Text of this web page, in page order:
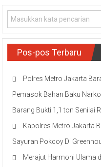
Pos-pos Terbaru
Polres Metro Jakarta
Pemasok Bahan Baku
Barang Bukti 1,1 ton Senilai
Kapolres Metro Jakarta
Sayuran Pokcoy Di
Merajut Harmoni Ulama